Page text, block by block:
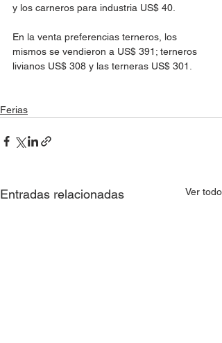
y los carneros para industria US$ 40.
En la venta preferencias terneros, los
mismos se vendieron a US$ 391; terneros
livianos US$ 308 y las terneras US$ 301.
Ferias
Entradas relacionadas Ver todo